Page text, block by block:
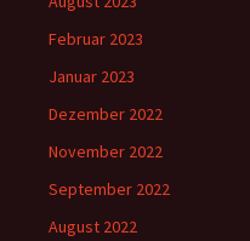
Februar 2023
Januar 2023
Dezember 2022
November 2022
September 2022
August 2022